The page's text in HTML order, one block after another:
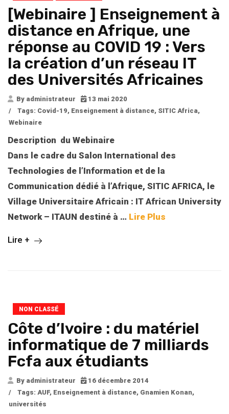
[Webinaire ] Enseignement à
distance en Afrique, une
réponse au COVID 19 : Vers
la création d’un réseau IT
des Universités Africaines
By administrateur
13 mai 2020
/
Tags: Covid-19, Enseignement à distance, SITIC Africa,
Webinaire
Description du Webinaire
Dans le cadre du Salon International des
Technologies de l’Information et de la
Communication dédié à l’Afrique, SITIC AFRICA, le
Village Universitaire Africain : IT African University
Network – ITAUN destiné à … Lire Plus
Lire +
NON CLASSÉ
Côte d’Ivoire : du matériel
informatique de 7 milliards
Fcfa aux étudiants
By administrateur
16 décembre 2014
/
Tags: AUF, Enseignement à distance, Gnamien Konan,
universités